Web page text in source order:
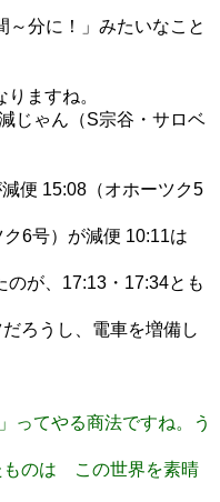
分に！」みたいなこと
ますね。
じゃん（S宗谷・サロベ
便 15:08（オホーツク5
6号）が減便 10:11は
が、17:13・17:34とも
ろうし、電車を増備し
ってやる商法ですね。う
ものは この世界を素晴